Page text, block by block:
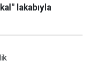
lakabıyla